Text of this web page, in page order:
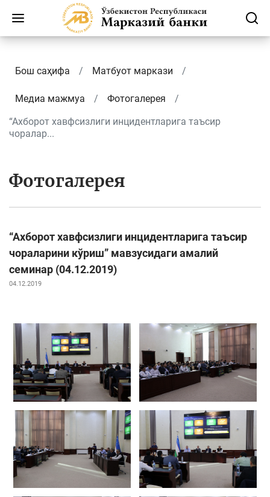
Бош саҳифа Матбуот маркази
Медиа мажмуа
Фотогалерея
“Ахборот хавфсизлиги инцидентларига таъсир
чоралар...
Фотогалерея
“Ахборот хавфсизлиги инцидентларига таъсир
чораларини кўриш” мавзусидаги амалий
семинар (04.12.2019)
04.12.2019